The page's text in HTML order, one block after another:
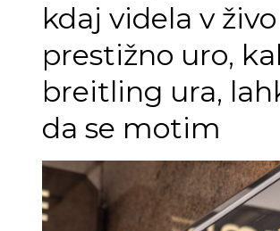
kdaj videla v
prestižno uro,
breitling ura,
da se motim